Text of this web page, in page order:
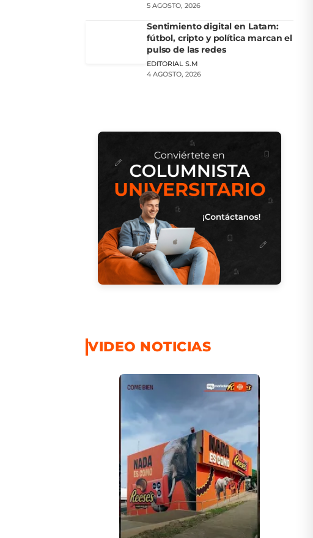
5 AGOSTO, 2026
Sentimiento digital en Latam:
fútbol, cripto y política marcan el
pulso de las redes
EDITORIAL S.M
4 AGOSTO, 2026
VIDEO NOTICIAS